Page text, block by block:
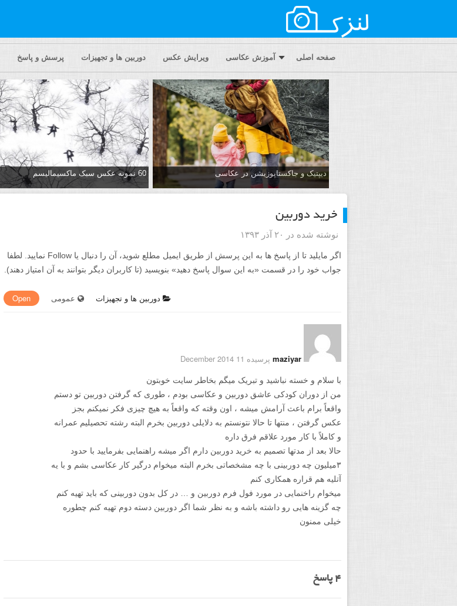
صفحه اصلی آموزش عکاسی ویرایش عکس دوربین ها و تجهیزات پرسش و پاسخ
دیپتیک و جاکستا‌پوزیشن در عکاسی 60 نمونه عکس سبک ماکسیمالیسم
خرید دوربین
نوشته شده در ۲۰ آذر ۱۳۹۳
اگر مایلید تا از پاسخ ها به این پرسش از طریق ایمیل مطلع شوید، آن را دنبال یا Follow نمایید. لطفا
جواب خود را در قسمت «به این سوال پاسخ دهید» بنویسید (تا کاربران دیگر بتوانند به آن امتیاز دهند).
Open عمومی دوربین ها و تجهیزات
maziyar پرسیده 11 December 2014
با سلام و خسته نباشید و تبریک میگم بخاطر سایت خوبتون
من از دوران کودکی عاشق دوربین و عکاسی بودم ، طوری که گرفتن دوربین تو دستم
واقعاً برام باعث آرامش میشه ، اون وقته که واقعاً به هیچ چیزی فکر نمیکنم بجز
عکس گرفتن ، منتها تا حالا نتونستم به دلایلی دوربین بخرم البته رشته تحصیلیم عمرانه
و کاملاً با کار مورد علاقم فرق داره
حالا بعد از مدتها تصمیم به خرید دوربین دارم اگر میشه راهنمایی بفرمایید با حدود
۳میلیون چه دوربینی با چه مشخصاتی بخرم البته میخوام درگیر کار عکاسی بشم و با یه
آتلیه هم قراره همکاری کنم
میخوام راخنمایی در مورد فول فرم دوربین و … در کل بدون دوربینی که باید تهیه کنم
چه گزینه هایی رو داشته باشه و به نظر شما اگر دوربین دسته دوم تهیه کنم چطوره
خیلی ممنون
4 پاسخ